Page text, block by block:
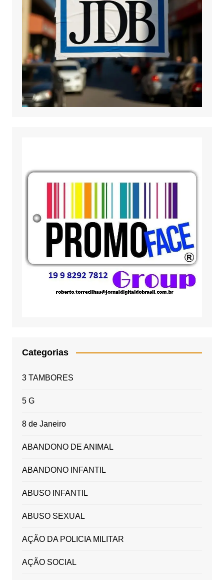
Categorias
3 TAMBORES
5 G
8 de Janeiro
ABANDONO DE ANIMAL
ABANDONO INFANTIL
ABUSO INFANTIL
ABUSO SEXUAL
AÇÃO DA POLICIA MILITAR
AÇÃO SOCIAL